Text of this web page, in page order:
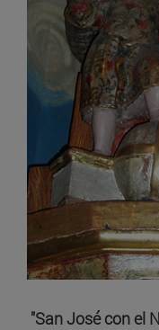
"San José con el